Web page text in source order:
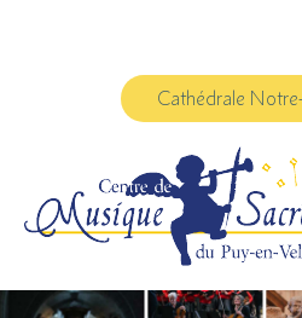
Cathédrale